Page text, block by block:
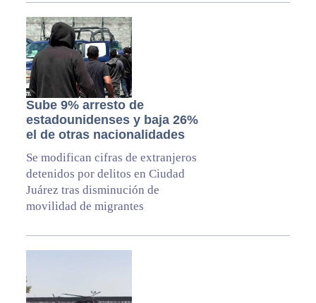
Sube 9% arresto de
estadounidenses y baja 26%
el de otras nacionalidades
Se modifican cifras de extranjeros
detenidos por delitos en Ciudad
Juárez tras disminución de
movilidad de migrantes